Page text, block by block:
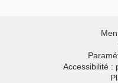
Accessibilité :